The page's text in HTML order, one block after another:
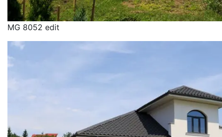
MG 8052 edit